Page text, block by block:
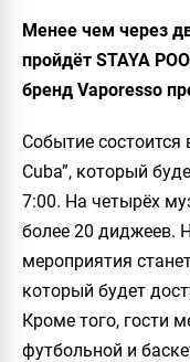
Менее чем через
пройдёт STAYA
бренд Vaporesso
Событие состоится
Cuba”, который
7:00. На четырёх
более 20 диджеев.
мероприятия
который будет
Кроме того, гости
футбольной и